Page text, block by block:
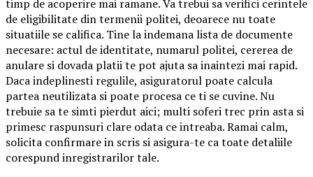
timp de acoperire mai ramane. Va trebui sa verifici cerintele
de eligibilitate din termenii politei, deoarece nu toate
situatiile se califica. Tine la indemana lista de documente
necesare: actul de identitate, numarul politei, cererea de
anulare si dovada platii te pot ajuta sa inaintezi mai rapid.
Daca indeplinesti regulile, asiguratorul poate calcula
partea neutilizata si poate procesa ce ti se cuvine. Nu
trebuie sa te simti pierdut aici; multi soferi trec prin asta si
primesc raspunsuri clare odata ce intreaba. Ramai calm,
solicita confirmare in scris si asigura-te ca toate detaliile
corespund inregistrarilor tale.